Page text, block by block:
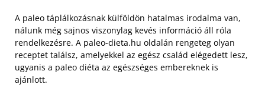
A paleo táplálkozásnak külföldön hatalmas irodalma van,
nálunk még sajnos viszonylag kevés információ áll róla
rendelkezésre. A paleo-dieta.hu oldalán rengeteg olyan
receptet találsz, amelyekkel az egész család elégedett lesz,
ugyanis a paleo diéta az egészséges embereknek is
ajánlott.